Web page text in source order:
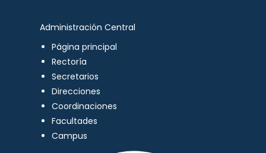
Administración Central
Página principal
Rectoría
Secretarios
Direcciones
Coordinaciones
Facultades
Campus